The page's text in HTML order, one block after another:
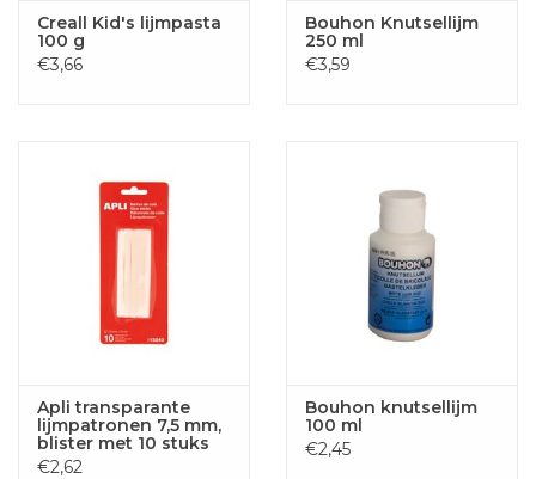
Creall Kid's lijmpasta
100 g
€3,66
Bouhon Knutsellijm
250 ml
€3,59
Apli transparante
lijmpatronen 7,5 mm,
blister met 10 stuks
€2,62
Bouhon knutsellijm
100 ml
€2,45